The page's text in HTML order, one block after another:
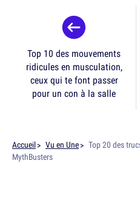
Top 10 des mouvements
ridicules en musculation,
ceux qui te font passer
pour un con à la salle
Accueil Vu en Une
Top 20 des
MythBusters